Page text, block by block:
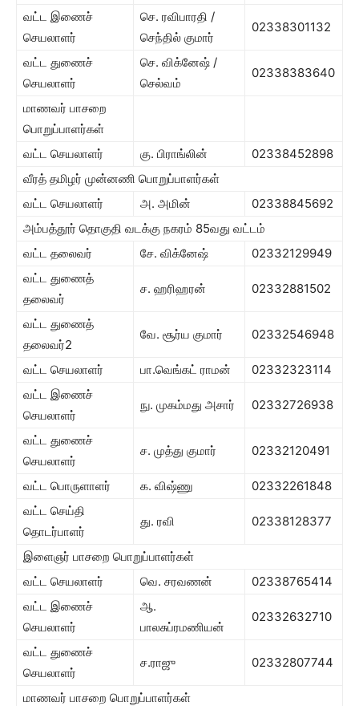
வட்ட இணைச்
செயலாளர்
செ. ரவிபாரதி /
செந்தில் குமார்
02338301132
வட்ட துணைச்
செயலாளர்
செ. விக்னேஷ் /
செல்வம்
02338383640
மாணவர் பாசறை
பொறுப்பாளர்கள்
வட்ட செயலாளர்
கு. பிராங்லின்
02338452898
வீரத் தமிழர் முன்னணி பொறுப்பாளர்கள்
வட்ட செயலாளர்
அ. அமின்
02338845692
அம்பத்தூர் தொகுதி வடக்கு நகரம் 85வது வட்டம்
வட்ட தலைவர்
சே. விக்னேஷ்
02332129949
வட்ட துணைத்
தலைவர்
ச. ஹரிஹரன் 02332881502
வட்ட துணைத்
தலைவர்2
வே. சூர்ய குமார் 02332546948
வட்ட செயலாளர் பா.வெங்கட் ராமன்
02332323114
வட்ட இணைச்
செயலாளர்
நு. முகம்மது அசார் 02332726938
வட்ட துணைச்
செயலாளர்
ச. முத்து குமார் 02332120491
வட்ட பொருளாளர் க. விஷ்ணு
02332261848
வட்ட செய்தி
தொடர்பாளர்
து. ரவி 02338128377
இளைஞர் பாசறை பொறுப்பாளர்கள்
வட்ட செயலாளர்
வெ. சரவணன்
02338765414
வட்ட இணைச்
செயலாளர்
ஆ.
பாலசுப்ரமணியன்
02332632710
வட்ட துணைச்
செயலாளர்
ச.ராஜு 02332807744
மாணவர் பாசறை பொறுப்பாளர்கள்